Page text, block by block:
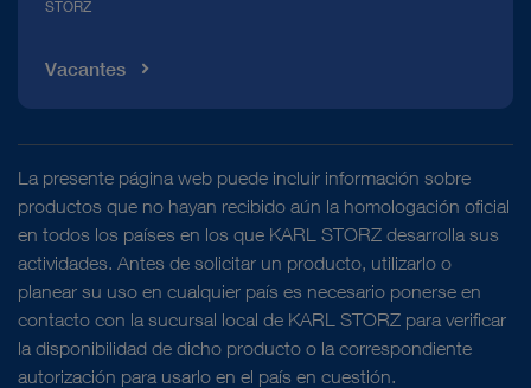
STORZ
Vacantes
La presente página web puede incluir información sobre
productos que no hayan recibido aún la homologación oficial
en todos los países en los que KARL STORZ desarrolla sus
actividades. Antes de solicitar un producto, utilizarlo o
planear su uso en cualquier país es necesario ponerse en
contacto con la sucursal local de KARL STORZ para verificar
la disponibilidad de dicho producto o la correspondiente
autorización para usarlo en el país en cuestión.